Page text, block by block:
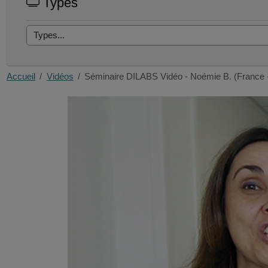
Accueil Vidéos Séminaire DILABS Vidéo - Noémie B.